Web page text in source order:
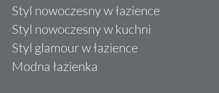
Styl nowoczesny w łazience
Styl nowoczesny w kuchni
Styl glamour w łazience
Modna łazienka